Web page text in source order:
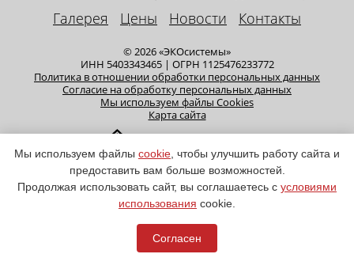
Галерея
Цены Новости Контакты
© 2026 «ЭКОсистемы»
ИНН 5403343465 | ОГРН 1125476233772
Политика в отношении обработки персональных данных
Cогласие на обработку персональных данных
Мы используем файлы Cookies
Карта сайта
итехподдержка сайта
- Demis Group
Мы используем файлы cookie , чтобы улучшить работу сайта и
предоставить вам больше возможностей.
Продолжая использовать сайт, вы соглашаетесь с условиями
использования cookie.
Согласен